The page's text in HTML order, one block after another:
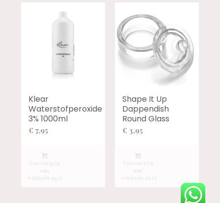
Klear
Waterstofperoxide
3% 1000ml
€ 7,95
Shape It Up
Dappendish
Round Glass
€ 3,95